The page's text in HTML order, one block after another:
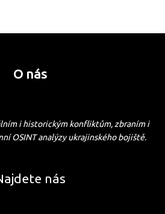
O nás
i historickým konfliktům, zbraním i
OSINT analýzy ukrajinského bojiště.
nás